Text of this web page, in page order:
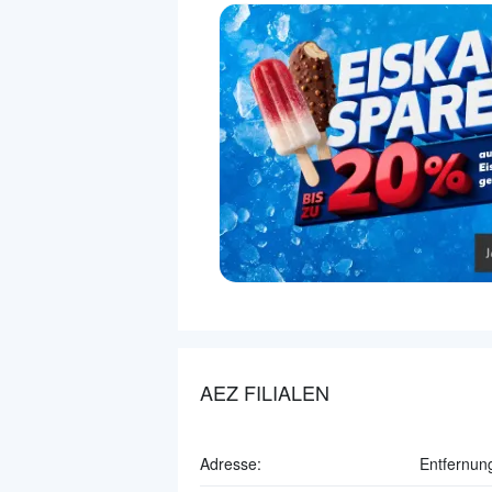
AEZ FILIALEN
Adresse: